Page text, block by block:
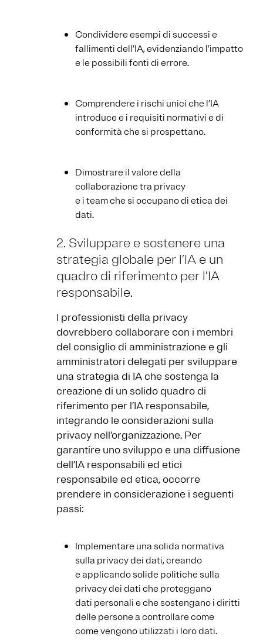
Condividere esempi di successi e
fallimenti dell’IA, evidenziando l’impatto
e le possibili fonti di errore.
Comprendere i rischi unici che l’IA
introduce e i requisiti normativi e di
conformità che si prospettano.
Dimostrare il valore della
collaborazione tra privacy
e i team che si occupano di etica dei
dati.
2. Sviluppare e sostenere una
strategia globale per l’IA e un
quadro di riferimento per l’IA
responsabile.
I professionisti della privacy
dovrebbero collaborare con i membri
del consiglio di amministrazione e gli
amministratori delegati per sviluppare
una strategia di IA che sostenga la
creazione di un solido quadro di
riferimento per l’IA responsabile,
integrando le considerazioni sulla
privacy nell’organizzazione. Per
garantire uno sviluppo e una diffusione
dell’IA responsabili ed etici
responsabile ed etica, occorre
prendere in considerazione i seguenti
passi:
Implementare una solida normativa
sulla privacy dei dati, creando
e applicando solide politiche sulla
privacy dei dati che proteggano
dati personali e che sostengano i diritti
delle persone a controllare come
come vengono utilizzati i loro dati.